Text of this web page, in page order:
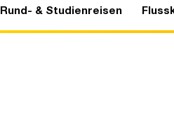
Rund- & Studienreisen